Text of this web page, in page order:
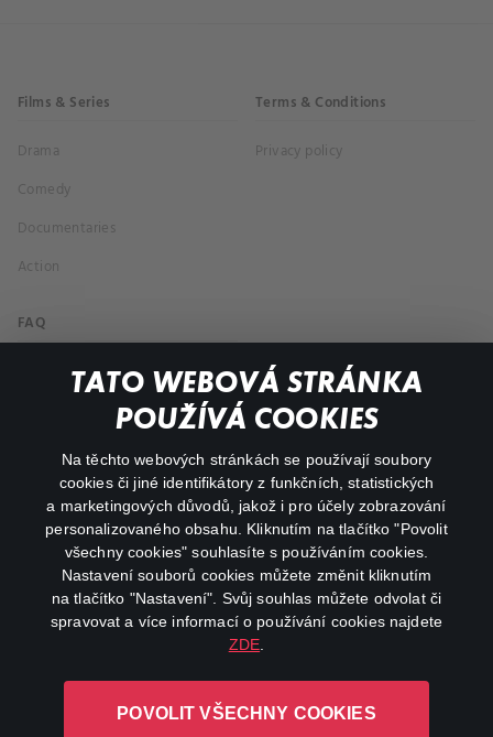
TATO WEBOVÁ STRÁNKA
POUŽÍVÁ COOKIES
Na těchto webových stránkách se používají soubory
cookies či jiné identifikátory z funkčních, statistických
a marketingových důvodů, jakož i pro účely zobrazování
personalizovaného obsahu. Kliknutím na tlačítko "Povolit
všechny cookies" souhlasíte s používáním cookies.
Nastavení souborů cookies můžete změnit kliknutím
na tlačítko "Nastavení". Svůj souhlas můžete odvolat či
spravovat a více informací o používání cookies najdete
ZDE
POVOLIT VŠECHNY COOKIES
Films & Series
Drama
Comedy
Documentaries
Action
Terms & Conditions
Privacy policy
FAQ
My profile
facebookinstagram
youtube
L-1246 Luxembourg R.C.S.